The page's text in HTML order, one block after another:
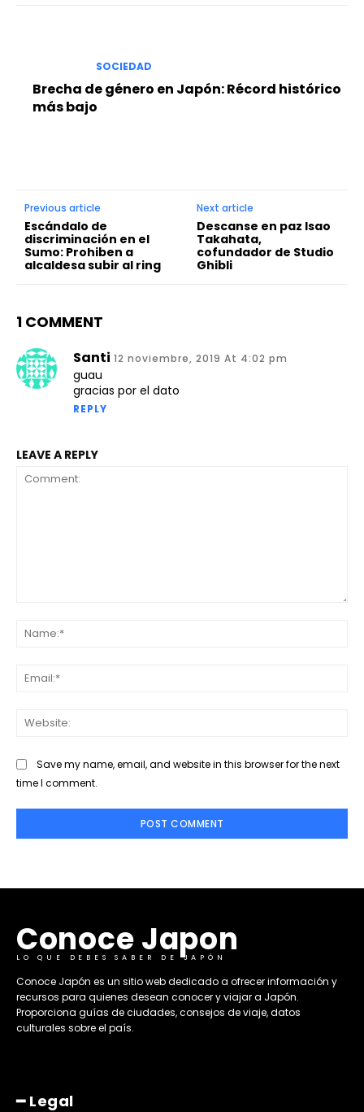
SOCIEDAD
Brecha de género en Japón: Récord histórico
más bajo
Previous article
Escándalo de
discriminación en el
Sumo: Prohiben a
alcaldesa subir al ring
Next article
Descanse en paz Isao
Takahata,
cofundador de Studio
Ghibli
1 COMMENT
Santi 12 noviembre, 2019 At 4:02 pm
guau
gracias por el dato
REPLY
LEAVE A REPLY
Save my name, email, and website in this browser for the next
time I comment.
Conoce Japon
LO QUE DEBES SABER DE JAPÓN
​Conoce Japón es un sitio web dedicado a ofrecer información y
recursos para quienes desean conocer y viajar a Japón.
Proporciona guías de ciudades, consejos de viaje, datos
culturales sobre el país. ​
━ Legal